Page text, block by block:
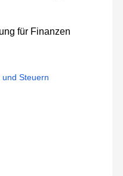
für Finanzen
Steuern